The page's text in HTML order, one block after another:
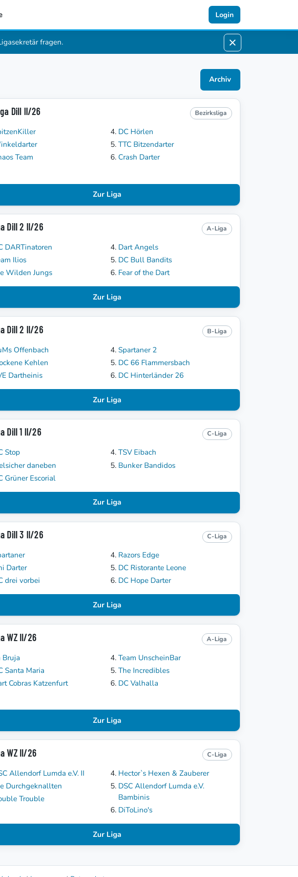
Login
fragen.
Archiv
Dill II/26 Bezirksliga
Team
DC Hörlen
TTC Bitzendarter
Crash Darter
Zur Liga
Dill 2 II/26 A-Liga
DARTinatoren
Ilios
Wilden Jungs
Dart Angels
DC Bull Bandits
Fear of the Dart
Zur Liga
Dill 2 II/26 B-Liga
Offenbach
Kehlen
Dartheinis
Spartaner 2
DC 66 Flammersbach
DC Hinterländer 26
Zur Liga
Dill 1 II/26 C-Liga
Stop
daneben
Grüner Escorial
TSV Eibach
Bunker Bandidos
Zur Liga
Dill 3 II/26 C-Liga
Darter
drei vorbei
Razors Edge
DC Ristorante Leone
DC Hope Darter
Zur Liga
WZ II/26 A-Liga
Bruja
Santa Maria
Cobras Katzenfurt
Team UnscheinBar
The Incredibles
DC Valhalla
Zur Liga
WZ II/26 C-Liga
Allendorf Lumda e.V. II
Durchgeknallten
Trouble
Hector`s Hexen & Zauberer
DSC Allendorf Lumda e.V.
Bambinis
DiToLino's
Zur Liga